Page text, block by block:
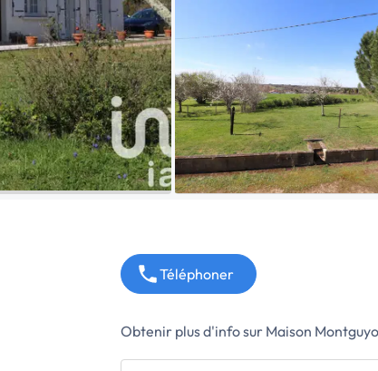
Téléphoner
Obtenir plus d'info sur Maison